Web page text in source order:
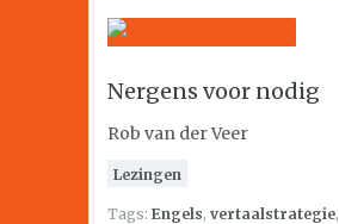
Nergens voor nodig
Rob van der Veer
Lezingen
Tags: Engels, vertaalstrategie,